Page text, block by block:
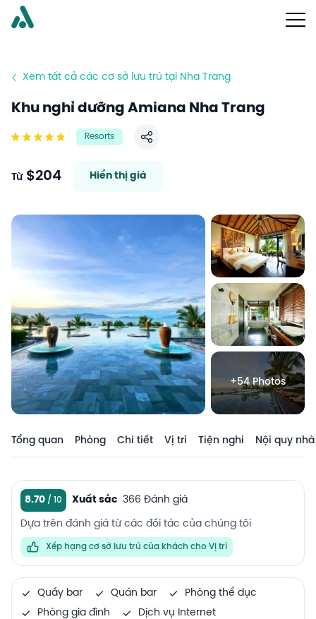
Xem tất cả các cơ sở lưu trú tại Nha Trang
Khu nghỉ dưỡng Amiana Nha Trang
Resorts
Chia sẻ
Từ$204 Hiển thị giá
+54 Photos
Tổng quan Phòng Chi tiết Vị trí Tiện nghi Nội quy nhà
8.70 Xuất sắc 366 Đánh giá
Dựa trên đánh giá từ các đối tác của chúng tôi
Xếp hạng cơ sở lưu trú của khách cho Vị trí
Quầy bar Quán bar
Phòng thể dục
Phòng gia đình
Dịch vụ Internet